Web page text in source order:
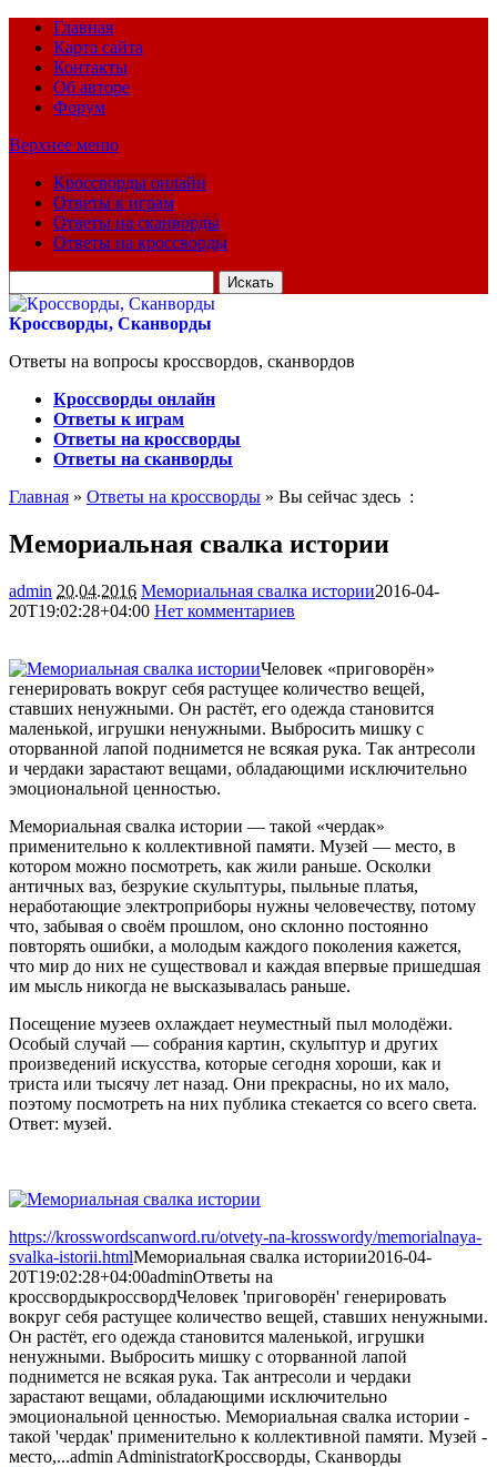
Главная
Карта сайта
Контакты
Об авторе
Форум
Верхнее меню
Кроссворды онлайн
Ответы к играм
Ответы на сканворды
Ответы на кроссворды
для:
Кроссворды, Сканворды
Ответы на вопросы кроссвордов, сканвордов
Кроссворды онлайн
Ответы к играм
Ответы на кроссворды
Ответы на сканворды
Главная » Ответы на кроссворды » Вы сейчас здесь :
Мемориальная свалка истории
admin 20.04.2016 Мемориальная свалка истории2016-04-
20T19:02:28+04:00 Нет комментариев
Человек «приговорён»
генерировать вокруг себя растущее количество вещей,
ставших ненужными. Он растёт, его одежда становится
маленькой, игрушки ненужными. Выбросить мишку с
оторванной лапой поднимется не всякая рука. Так антресоли
и чердаки зарастают вещами, обладающими исключительно
эмоциональной ценностью.
Мемориальная свалка истории — такой «чердак»
применительно к коллективной памяти. Музей — место, в
котором можно посмотреть, как жили раньше. Осколки
античных ваз, безрукие скульптуры, пыльные платья,
неработающие электроприборы нужны человечеству, потому
что, забывая о своём прошлом, оно склонно постоянно
повторять ошибки, а молодым каждого поколения кажется,
что мир до них не существовал и каждая впервые пришедшая
им мысль никогда не высказывалась раньше.
Посещение музеев охлаждает неуместный пыл молодёжи.
Особый случай — собрания картин, скульптур и других
произведений искусства, которые сегодня хороши, как и
триста или тысячу лет назад. Они прекрасны, но их мало,
поэтому посмотреть на них публика стекается со всего света.
Ответ: музей.
https://krosswordscanword.ru/otvety-na-krosswordy/memorialnaya-
svalka-istorii.htmlМемориальная свалка истории2016-04-
20T19:02:28+04:00adminОтветы на
кроссвордыкроссвордЧеловек 'приговорён' генерировать
вокруг себя растущее количество вещей, ставших ненужными.
Он растёт, его одежда становится маленькой, игрушки
ненужными. Выбросить мишку с оторванной лапой
поднимется не всякая рука. Так антресоли и чердаки
зарастают вещами, обладающими исключительно
эмоциональной ценностью. Мемориальная свалка истории -
такой 'чердак' применительно к коллективной памяти. Музей -
место,...admin AdministratorКроссворды, Сканворды